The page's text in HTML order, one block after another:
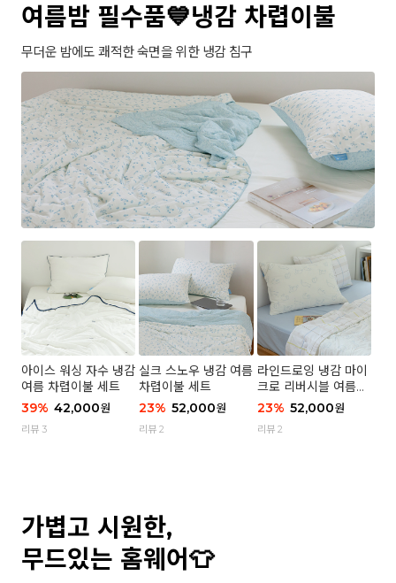
여름밤 필수품💙냉감 차렵이불
무더운 밤에도 쾌적한 숙면을 위한 냉감 침구
아이스 워싱 자수 냉감
여름 차렵이불 세트
39% 42,000원
리뷰 3
실크 스노우 냉감 여름
차렵이불 세트
23% 52,000원
리뷰 2
라인드로잉 냉감 마이
크로 리버시블 여름이
불 세트
23% 52,000원
리뷰 2
가볍고 시원한,
무드있는 홈웨어👕